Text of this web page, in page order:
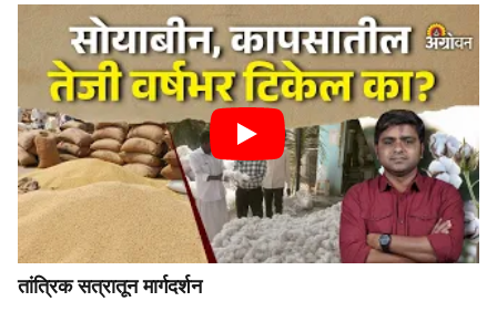
तांत्रिक सत्रातून मार्गदर्शन